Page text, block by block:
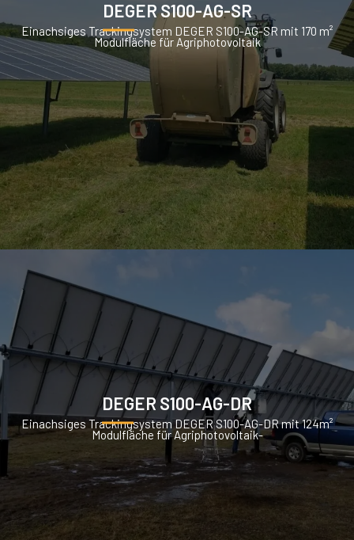
DEGER S100-AG-SR
Einachsiges Trackingsystem DEGER S100-AG-SR mit 170 m²
Modulfläche für Agriphotovoltaik
DEGER S100-AG-DR
Einachsiges Trackingsystem DEGER S100-AG-DR mit 124m²
Modulfläche für Agriphotovoltaik-